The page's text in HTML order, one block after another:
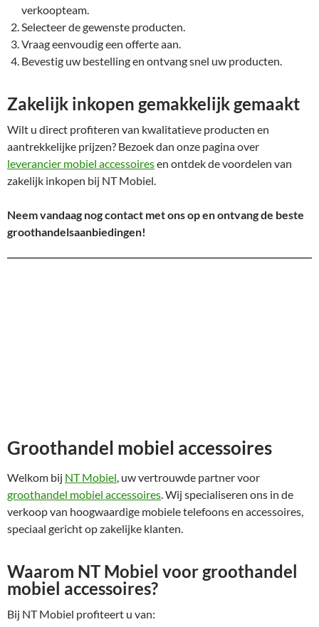
verkoopteam.
Selecteer de gewenste producten.
Vraag eenvoudig een offerte aan.
Bevestig uw bestelling en ontvang snel uw producten.
Zakelijk inkopen gemakkelijk gemaakt
Wilt u direct profiteren van kwalitatieve producten en
aantrekkelijke prijzen? Bezoek dan onze pagina over
leverancier mobiel accessoiresen ontdek de voordelen van
zakelijk inkopen bij NT Mobiel.
Neem vandaag nog contact met ons op en ontvang de beste
groothandelsaanbiedingen!
Groothandel mobiel accessoires
Welkom bij NT Mobiel, uw vertrouwde partner voor
groothandel mobiel accessoires. Wij specialiseren ons in de
verkoop van hoogwaardige mobiele telefoons en accessoires,
speciaal gericht op zakelijke klanten.
Waarom NT Mobiel voor groothandel
mobiel accessoires?
Bij NT Mobiel profiteert u van: